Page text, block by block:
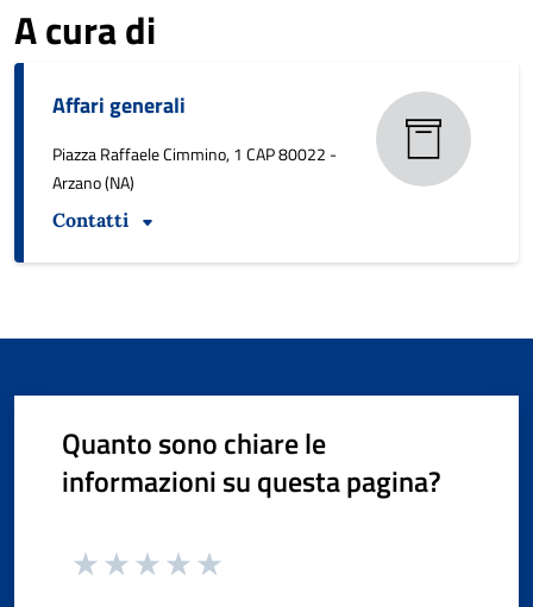
A cura di
Affari generali
Piazza Raffaele Cimmino, 1 CAP 80022 -
Arzano (NA)
Contatti
Quanto sono chiare le
informazioni su questa pagina?